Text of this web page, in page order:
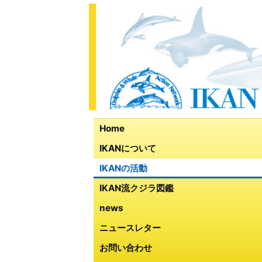
Home
IKANについて
IKANの活動
IKAN流クジラ図鑑
news
ニュースレター
お問い合わせ